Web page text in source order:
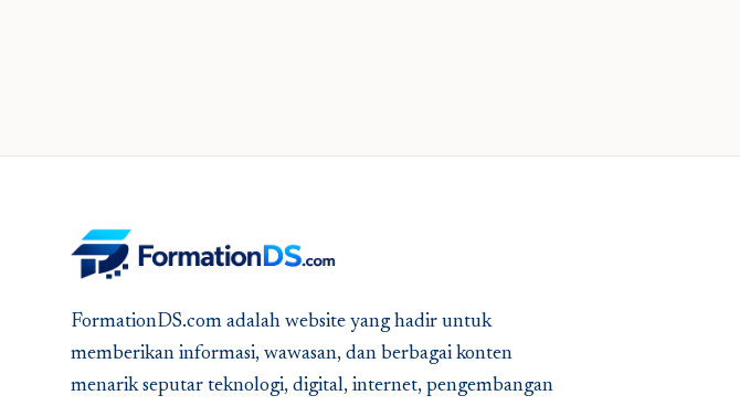
FormationDS.com adalah website yang hadir untuk
memberikan informasi, wawasan, dan berbagai konten
menarik seputar teknologi, digital, internet, pengembangan